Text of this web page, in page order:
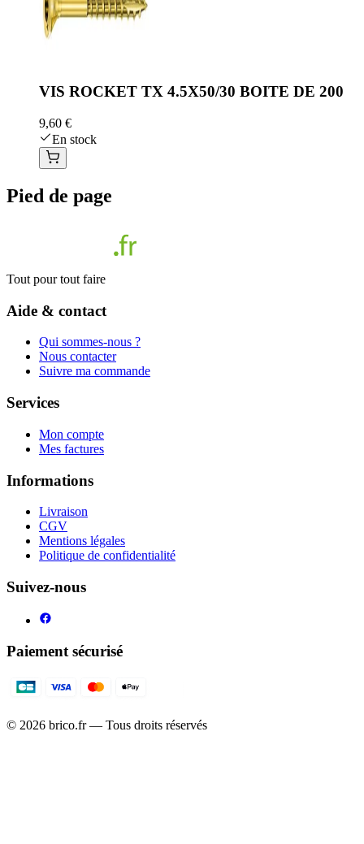
VIS ROCKET TX 4.5X50/30 BOITE DE 200
9,60 €
En stock
Pied de page
Tout pour tout faire
Aide & contact
Qui sommes-nous ?
Nous contacter
Suivre ma commande
Services
Mon compte
Mes factures
Informations
Livraison
CGV
Mentions légales
Politique de confidentialité
Suivez-nous
Paiement sécurisé
© 2026 brico.fr — Tous droits réservés